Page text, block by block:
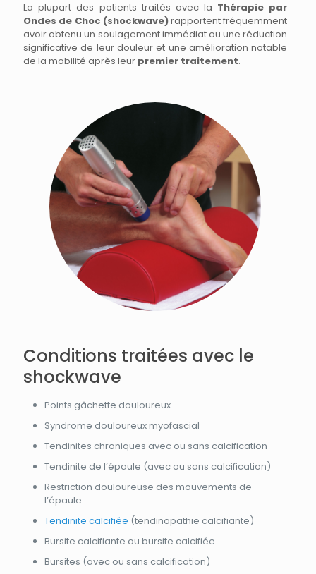
La plupart des patients traités avec la Thérapie par
Ondes de Choc (shockwave)rapportent fréquemment
avoir obtenu un soulagement immédiat ou une réduction
significative de leur douleur et une amélioration notable
de la mobilité après leur premier traitement.
Conditions traitées avec le
shockwave
Points gâchette douloureux
Syndrome douloureux myofascial
Tendinites chroniques avec ou sans calcification
Tendinite de l’épaule (avec ou sans calcification)
Restriction douloureuse des mouvements de
l’épaule
Tendinite calcifiée (tendinopathie calcifiante)
Bursite calcifiante ou bursite calcifiée
Bursites (avec ou sans calcification)